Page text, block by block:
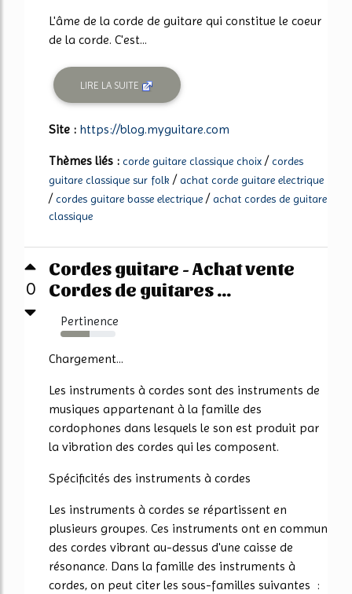
L'âme de la corde de guitare qui constitue le coeur
de la corde. C'est...
LIRE LA SUITE
Site : https://blog.myguitare.com
Thèmes liés : corde guitare classique choix /cordes
guitare classique sur folk /achat corde guitare electrique
/cordes guitare basse electrique /achat cordes de guitare
classique
0
Cordes guitare - Achat vente
Cordes de guitares ...
Pertinence
53%
Chargement...
Les instruments à cordes sont des instruments de
musiques appartenant à la famille des
cordophones dans lesquels le son est produit par
la vibration des cordes qui les composent.
Spécificités des instruments à cordes
Les instruments à cordes se répartissent en
plusieurs groupes. Ces instruments ont en commun
des cordes vibrant au-dessus d'une caisse de
résonance. Dans la famille des instruments à
cordes, on peut citer les sous-familles suivantes :